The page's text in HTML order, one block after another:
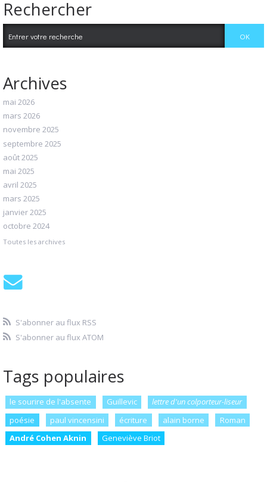
Rechercher
Archives
mai 2026
mars 2026
novembre 2025
septembre 2025
août 2025
mai 2025
avril 2025
mars 2025
janvier 2025
octobre 2024
Toutes les archives
S'abonner au flux RSS
S'abonner au flux ATOM
Tags populaires
le sourire de l'absente Guillevic
lettre d'un colporteur-liseur
poésie
paul vincensini écriture alain borne
Roman
André Cohen Aknin
Geneviève Briot